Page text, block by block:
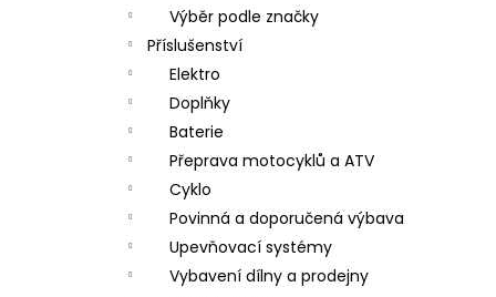
Výběr podle značky
Příslušenství
Elektro
Doplňky
Baterie
Přeprava motocyklů a ATV
Cyklo
Povinná a doporučená výbava
Upevňovací systémy
Vybavení dílny a prodejny